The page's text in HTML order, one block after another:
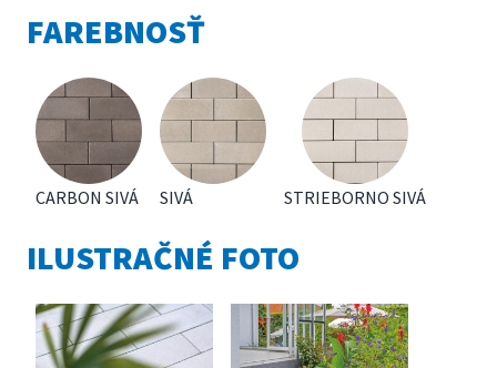
FAREBNOSŤ
CARBON SIVÁ SIVÁ STRIEBORNO SIVÁ
ILUSTRAČNÉ FOTO